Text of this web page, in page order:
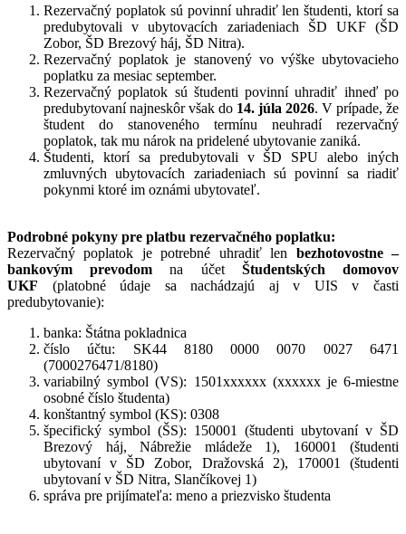
Rezervačný poplatok sú povinní uhradiť len študenti, ktorí sa
predubytovali v ubytovacích zariadeniach ŠD UKF (ŠD
Zobor, ŠD Brezový háj, ŠD Nitra).
Rezervačný poplatok je stanovený vo výške ubytovacieho
poplatku za mesiac september.
Rezervačný poplatok sú študenti povinní uhradiť ihneď po
predubytovaní najneskôr však do 14. júla 2026. V prípade, že
študent do stanoveného termínu neuhradí rezervačný
poplatok, tak mu nárok na pridelené ubytovanie zaniká.
Študenti, ktorí sa predubytovali v ŠD SPU alebo iných
zmluvných ubytovacích zariadeniach sú povinní sa riadiť
pokynmi ktoré im oznámi ubytovateľ.
Podrobné pokyny pre platbu rezervačného poplatku:
Rezervačný poplatok je potrebné uhradiť len bezhotovostne –
bankovým prevodom na účet Študentských domovov
UKF (platobné údaje sa nachádzajú aj v UIS v časti
predubytovanie):
banka: Štátna pokladnica
číslo účtu: SK44 8180 0000 0070 0027 6471
(7000276471/8180)
variabilný symbol (VS): 1501xxxxxx (xxxxxx je 6-miestne
osobné číslo študenta)
konštantný symbol (KS): 0308
špecifický symbol (ŠS): 150001 (študenti ubytovaní v ŠD
Brezový háj, Nábrežie mládeže 1), 160001 (študenti
ubytovaní v ŠD Zobor, Dražovská 2), 170001 (študenti
ubytovaní v ŠD Nitra, Slančíkovej 1)
správa pre prijímateľa: meno a priezvisko študenta